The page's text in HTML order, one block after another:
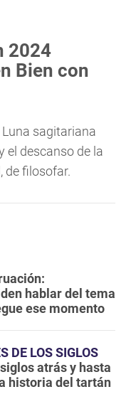
2024
Bien con
sagitariana
el descanso de la
de filosofar.
hablar del tema
ese momento
DE LOS SIGLOS
atrás y hasta
historia del tartán